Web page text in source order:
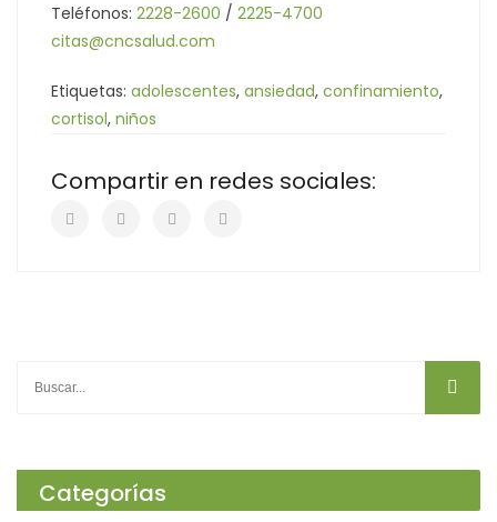
Teléfonos: 2228-2600 / 2225-4700
citas@cncsalud.com
Etiquetas: adolescentes, ansiedad, confinamiento,
cortisol, niños
Compartir en redes sociales:
Categorías